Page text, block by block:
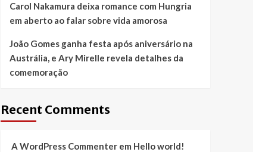
Carol Nakamura deixa romance com Hungria
em aberto ao falar sobre vida amorosa
João Gomes ganha festa após aniversário na
Austrália, e Ary Mirelle revela detalhes da
comemoração
Recent Comments
A WordPress Commenterem Hello world!